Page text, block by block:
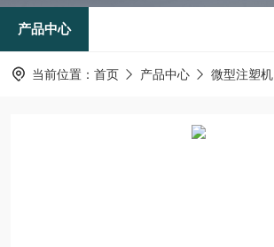
产品中心
当前位置： 首页 产品中心 微型注塑机